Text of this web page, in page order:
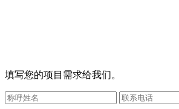
填写您的项目需求给我们。